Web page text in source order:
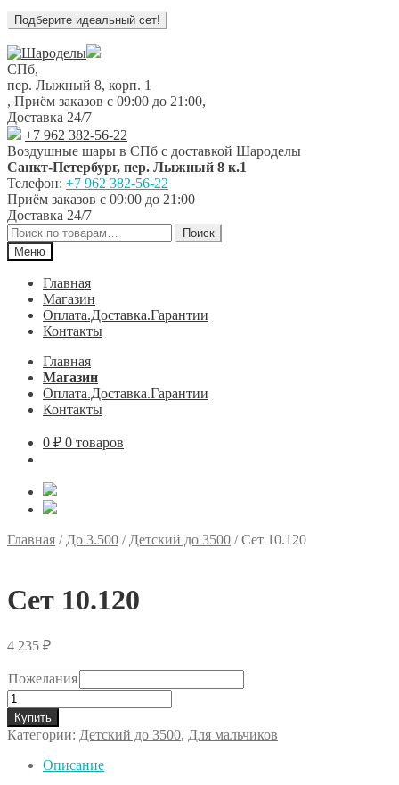
Перейти
к
навигации
Перейти
к
содержимому
СПб,
пер. Лыжный 8, корп. 1
, Приём заказов с 09:00 до 21:00,
Доставка 24/7
+7 962 382-56-22
Воздушные шары в СПб с доставкой Шароделы
Санкт-Петербург, пер. Лыжный 8 к.1
Телефон: +7 962 382-56-22
Приём заказов с 09:00 до 21:00
Доставка 24/7
Искать:
Поиск
Меню
Главная
Магазин
Оплата.Доставка.Гарантии
Контакты
Главная
Магазин
Оплата.Доставка.Гарантии
Контакты
0 ₽ 0 товаров
Главная /До 3.500 /Детский до 3500 /Сет 10.120
Сет 10.120
4 235 ₽
Пожелания
Количество
товара
Сет
10.120
Купить
Категории: Детский до 3500, Для мальчиков
Описание